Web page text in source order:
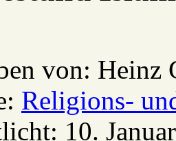
von: Heinz
Religions-
10.